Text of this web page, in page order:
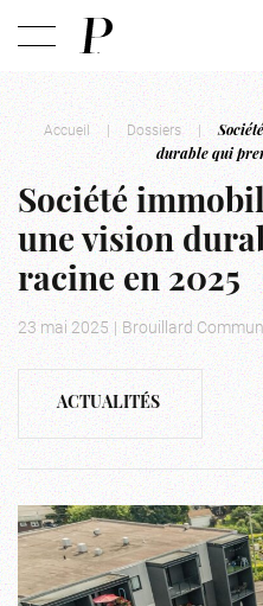
Accueil | Dossiers |
durable qui
Société
une vision
racine en 2025
23 mai 2025 | Brouillard
ACTUALITÉS